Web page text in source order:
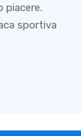
piacere.
sportiva